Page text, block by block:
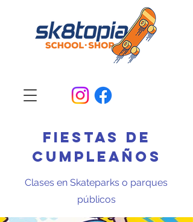
Fiestas de
cumpleaños
Clases en Skateparks o parques
públicos